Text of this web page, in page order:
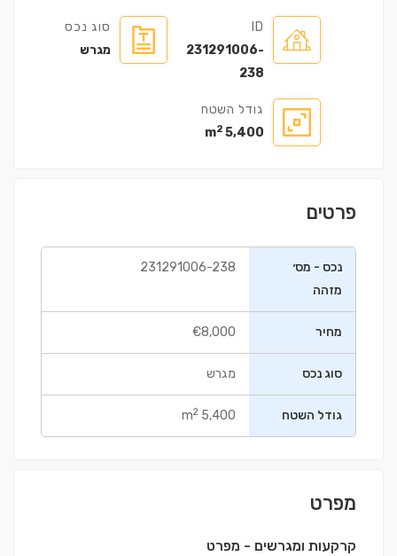
ID
231291006-
238
סוג נכס
מגרש
גודל השטח
5,400 m
2
פרטים
נכס - מס׳
מזהה
231291006-238
מחיר €8,000
סוג נכס מגרש
גודל השטח 5,400 m
2
מפרט
קרקעות ומגרשים - מפרט